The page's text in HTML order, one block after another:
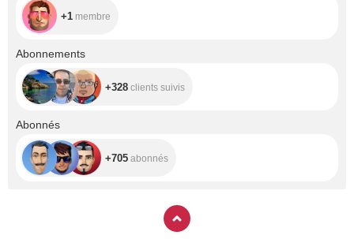
+1 membre
Abonnements
+328 clients suivis
Abonnés
+705 abonnés